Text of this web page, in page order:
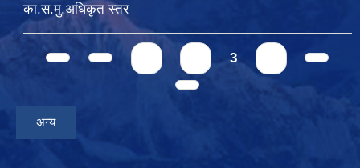
का.स.मु.अधिकृत स्तर
Pages 3
अन्य